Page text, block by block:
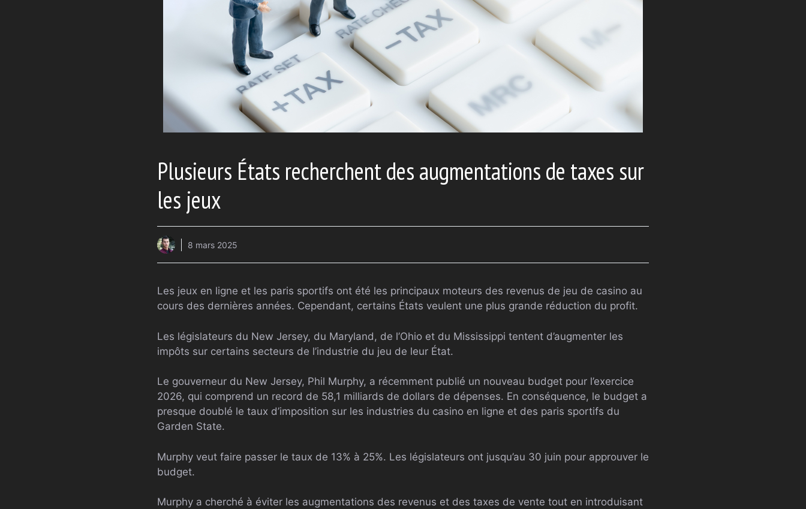
Plusieurs États recherchent des augmentations de taxes sur
les jeux
8 mars 2025
Les jeux en ligne et les paris sportifs ont été les principaux moteurs des revenus de jeu de casino au
cours des dernières années. Cependant, certains États veulent une plus grande réduction du profit.
Les législateurs du New Jersey, du Maryland, de l’Ohio et du Mississippi tentent d’augmenter les
impôts sur certains secteurs de l’industrie du jeu de leur État.
Le gouverneur du New Jersey, Phil Murphy, a récemment publié un nouveau budget pour l’exercice
2026, qui comprend un record de 58,1 milliards de dollars de dépenses. En conséquence, le budget a
presque doublé le taux d’imposition sur les industries du casino en ligne et des paris sportifs du
Garden State.
Murphy veut faire passer le taux de 13% à 25%. Les législateurs ont jusqu’au 30 juin pour approuver le
budget.
Murphy a cherché à éviter les augmentations des revenus et des taxes de vente tout en introduisant